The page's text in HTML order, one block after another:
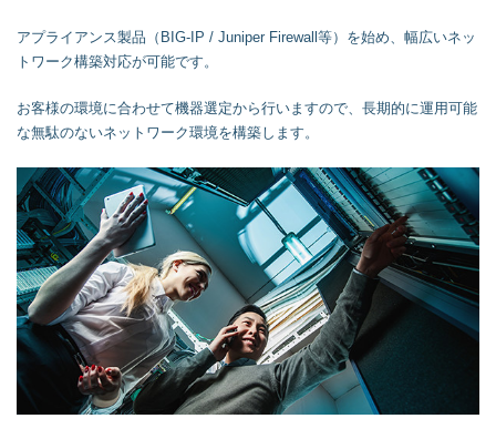
アプライアンス製品（BIG-IP / Juniper Firewall等）を始め、幅広いネッ
トワーク構築対応が可能です。
お客様の環境に合わせて機器選定から行いますので、長期的に運用可能
な無駄のないネットワーク環境を構築します。